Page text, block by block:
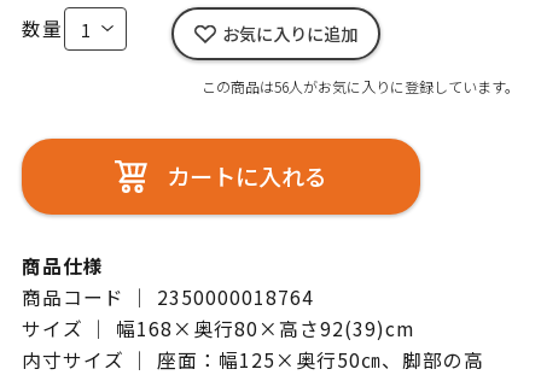
数量 お気に入りに追加
この商品は56人がお気に入りに登録しています。
カートに入れる
商品仕様
商品コード ｜ 2350000018764
サイズ ｜ 幅168×奥行80×高さ92(39)cm
内寸サイズ ｜ 座面：幅125×奥行50㎝、脚部の高